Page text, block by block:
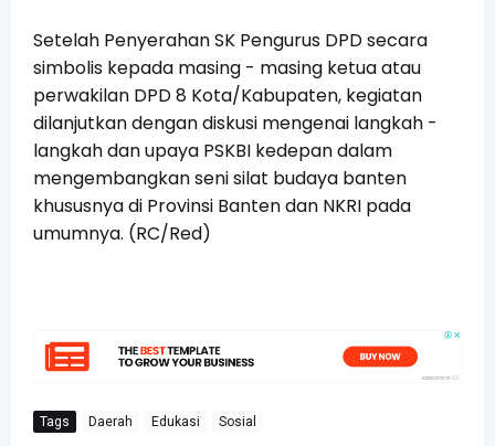
Setelah Penyerahan SK Pengurus DPD secara
simbolis kepada masing - masing ketua atau
perwakilan DPD 8 Kota/Kabupaten, kegiatan
dilanjutkan dengan diskusi mengenai langkah -
langkah dan upaya PSKBI kedepan dalam
mengembangkan seni silat budaya banten
khususnya di Provinsi Banten dan NKRI pada
umumnya. (RC/Red)
Tags Daerah Edukasi Sosial